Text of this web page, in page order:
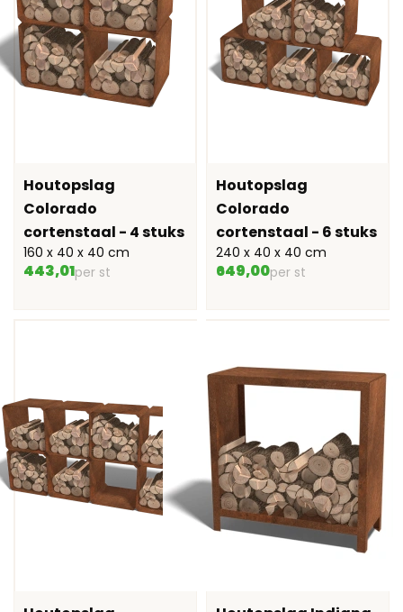
Houtopslag
Colorado
cortenstaal - 4 stuks
160 x 40 x 40 cm
443,01per st
Houtopslag
Colorado
cortenstaal - 6 stuks
240 x 40 x 40 cm
649,00per st